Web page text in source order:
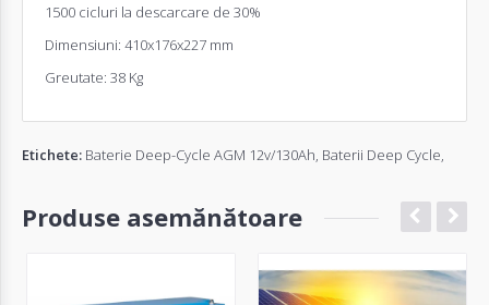
1500 cicluri la descarcare de 30%
Dimensiuni: 410x176x227 mm
Greutate: 38 Kg
Etichete: Baterie Deep-Cycle AGM 12v/130Ah Baterii Deep Cycle
Produse asemănătoare